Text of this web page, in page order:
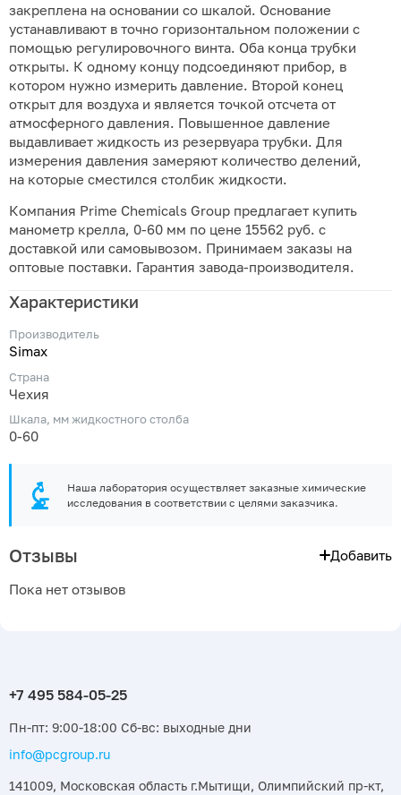
закреплена на основании со шкалой. Основание
устанавливают в точно горизонтальном положении с
помощью регулировочного винта. Оба конца трубки
открыты. К одному концу подсоединяют прибор, в
котором нужно измерить давление. Второй конец
открыт для воздуха и является точкой отсчета от
атмосферного давления. Повышенное давление
выдавливает жидкость из резервуара трубки. Для
измерения давления замеряют количество делений,
на которые сместился столбик жидкости.
Компания Prime Chemicals Group предлагает купить
манометр крелла, 0-60 мм по цене 15562 руб. с
доставкой или самовывозом. Принимаем заказы на
оптовые поставки. Гарантия завода-производителя.
Характеристики
Производитель
Simax
Страна
Чехия
Шкала, мм жидкостного столба
0-60
Наша лаборатория осуществляет заказные химические
исследования в соответствии с целями заказчика.
Отзывы Добавить
Пока нет отзывов
Пн-пт: 9:00-18:00 Сб-вс: выходные дни
info@pcgroup.ru
141009, Московская область г.Мытищи, Олимпийский пр-кт,